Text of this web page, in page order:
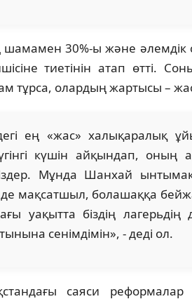
шамамен 30%-ы және әлемдік
тиетінін атап өтті.
тұрса, олардың жартысы –
ең «жас» халықаралық
күшін айқындап, оның
Мұнда Шанхай
мақсатшыл, болашаққа
уақытта біздің лагерьдің
сенімдімін», - деді ол.
саяси